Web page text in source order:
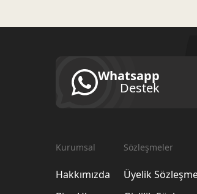
Whatsapp
Destek
Kurumsal
Hakkımızda
Sözleşmeler
Üyelik